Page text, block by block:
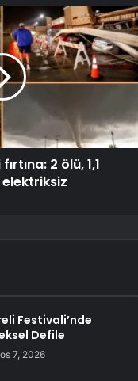
2 ölü, 1,1
Festivali’nde
Defile
7, 2026